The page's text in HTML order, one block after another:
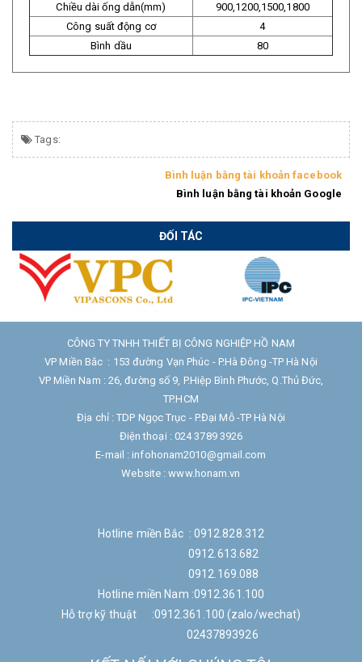
Chiều dài ống dẫn(mm)
900,1200,1500,1800
Công suất động cơ
4
Bình dầu
80
Tags:
Bình luận bằng tài khoản facebook
Bình luận bằng tài khoản Google
ĐỐI TÁC
CÔNG TY TNHH THIẾT BỊ CÔNG NGHIỆP HỒ NAM
VP Miền Bắc : 153 đường Vạn Phúc - P.Hà Đông -TP Hà Nội
VP Miền Nam : 26, đường số 9, P.Hiệp Bình Phước, Q.Thủ Đức,
TP.HCM
Địa chỉ : TDP Ngọc Trục - P.Đại Mỗ -TP Hà Nội
Điện thoại : 024 3789 3926
E-mail : infohonam2010@gmail.com
Website : www.honam.vn
Hotline miền Bắc : 0912.828.312
0912.613.682
0912.169.088
Hotline miền Nam :0912.361.100
Hỗ trợ kỹ thuật :0912.361.100 (zalo/wechat)
02437893926